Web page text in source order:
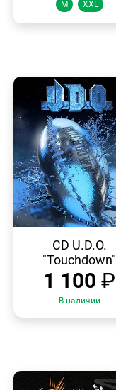
M XXL
ПРОСМОТР
CD U.D.O.
"Touchdown"
1 100 ₽
В наличии